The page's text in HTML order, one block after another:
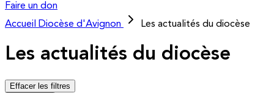
Faire un don
Accueil
Diocèse d'Avignon Les actualités du diocèse
Les actualités du diocèse
Effacer les filtres